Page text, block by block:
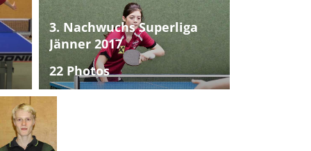
3. Nachwuchs Superliga
Jänner 2017
22 Photos